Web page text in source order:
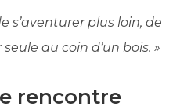
s’aventurer plus loin, de
au coin d’un bois. »
rencontre